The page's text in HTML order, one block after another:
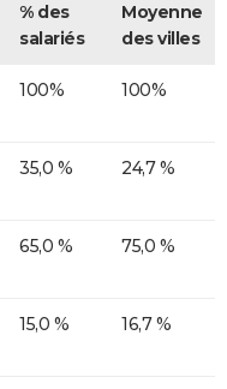
% des
salariés
Moyenne
des villes
100% 100%
35,0 % 24,7 %
65,0 % 75,0 %
15,0 % 16,7 %